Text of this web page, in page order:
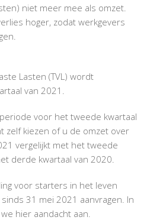
niet meer mee als omzet.
hoger, zodat werkgevers
Lasten (TVL) wordt
van 2021.
voor het tweede kwartaal
zelf kiezen of u de omzet over
vergelijkt met het tweede
derde kwartaal van 2020.
voor starters in het leven
31 mei 2021 aanvragen. In
hier aandacht aan.